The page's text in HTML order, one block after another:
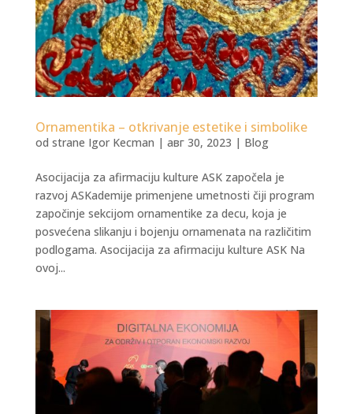
Ornamentika – otkrivanje estetike i simbolike
od strane Igor Kecman | авг 30, 2023 | Blog
Asocijacija za afirmaciju kulture ASK započela je
razvoj ASKademije primenjene umetnosti čiji program
započinje sekcijom ornamentike za decu, koja je
posvećena slikanju i bojenju ornamenata na različitim
podlogama. Asocijacija za afirmaciju kulture ASK Na
ovoj...